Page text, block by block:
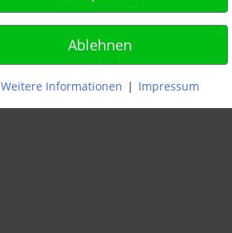
Ablehnen
Weitere Informationen | Impressum